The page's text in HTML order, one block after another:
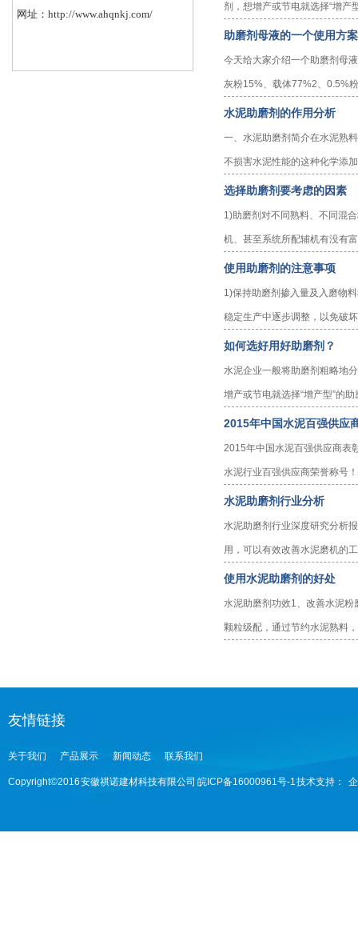
网址：http://www.ahqnkj.com/
剂，想增产或节电就选择“增产
助磨剂母液的一个使用方案
今天给大家介绍一个助磨剂母
灰粉15%、载体77%2、0.5%
水泥助磨剂的作用分析
一、水泥助磨剂简介在水泥熟
不损害水泥性能的这种化学添
选择助磨剂要考虑的因素
1)助磨剂对不同熟料、不同混
机、甚至系统所配辅机有没有
使用助磨剂的注意事项
1)保持助磨剂掺入量及入磨物
稳定生产中逐步调整，以免破
如何选好用好助磨剂？
水泥企业一般将助磨剂粗略地
增产或节电就选择“增产型”的
2015年中国水泥百强供应
2015年中国水泥百强供应商表
水泥行业百强供应商荣誉称号！
水泥助磨剂行业分析
水泥助磨剂行业深度研究分析
用，可以有效改善水泥磨机的
使用水泥助磨剂的好处
水泥助磨剂功效1、改善水泥
颗粒级配，通过节约水泥熟料
友情链接
关于我们 产品展示 新闻动态 联系我们
Copyright©2016 安徽祺诺建材科技有限公司 皖ICP备16000961号-1 技术支持：